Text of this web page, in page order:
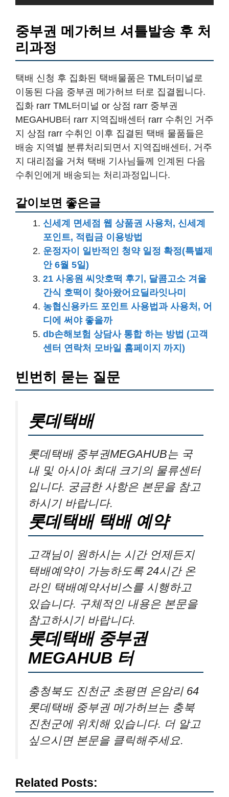
중부권 메가허브 셔틀발송 후 처
리과정
택배 신청 후 집화된 택배물품은 TML터미널로
이동된 다음 중부권 메가허브 터로 집결됩니다.
집화 rarr TML터미널 or 상점 rarr 중부권
MEGAHUB터 rarr 지역집배센터 rarr 수취인 거주
지 상점 rarr 수취인 이후 집결된 택배 물품들은
배송 지역별 분류처리되면서 지역집배센터, 거주
지 대리점을 거쳐 택배 기사님들께 인계된 다음
수취인에게 배송되는 처리과정입니다.
같이보면 좋은글
신세계 면세점 웹 상품권 사용처, 신세계
포인트, 적립금 이용방법
운정자이 일반적인 청약 일정 확정(특별제
안 6월 5일)
21 사옹원 씨앗호떡 후기, 달콤고소 겨울
간식 호떡이 찾아왔어요딜라잇나미
농협신용카드 포인트 사용법과 사용처, 어
디에 써야 좋을까
db손해보험 상담사 통합 하는 방법 (고객
센터 연락처 모바일 홈페이지 까지)
빈번히 묻는 질문
롯데택배
롯데택배 중부권MEGAHUB는 국
내 및 아시아 최대 크기의 물류센터
입니다. 궁금한 사항은 본문을 참고
하시기 바랍니다.
롯데택배 택배 예약
고객님이 원하시는 시간 언제든지
택배예약이 가능하도록 24시간 온
라인 택배예약서비스를 시행하고
있습니다. 구체적인 내용은 본문을
참고하시기 바랍니다.
롯데택배 중부권
MEGAHUB 터
충청북도 진천군 초평면 은암리 64
롯데택배 중부권 메가허브는 충북
진천군에 위치해 있습니다. 더 알고
싶으시면 본문을 클릭해주세요.
Related Posts: